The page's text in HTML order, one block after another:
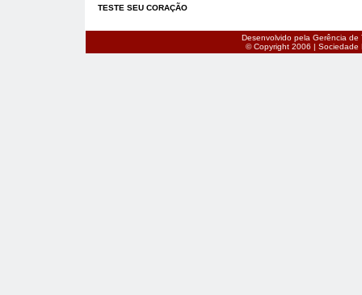
TESTE SEU CORAÇÃO
Desenvolvido pela Gerência de
© Copyright 2006 | Sociedade